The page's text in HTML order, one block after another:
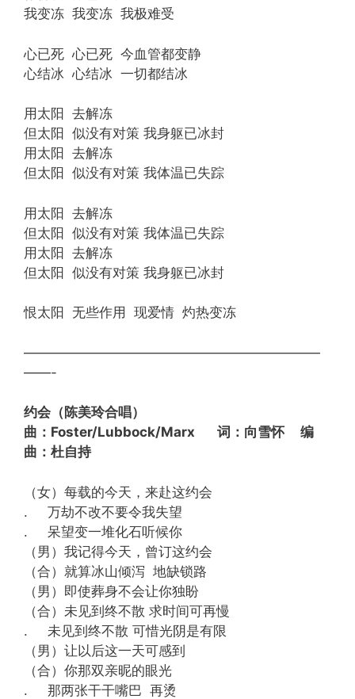
我变冻 我变冻 我极难受
心已死 心已死 今血管都变静
心结冰 心结冰 一切都结冰
用太阳 去解冻
但太阳 似没有对策 我身躯已冰封
用太阳 去解冻
但太阳 似没有对策 我体温已失踪
用太阳 去解冻
但太阳 似没有对策 我体温已失踪
用太阳 去解冻
但太阳 似没有对策 我身躯已冰封
恨太阳 无些作用 现爱情 灼热变冻
——————————————————————
——-
约会（陈美玲合唱）
曲：Foster/Lubbock/Marx 词：向雪怀 编
曲：杜自持
（女）每载的今天，来赴这约会
. 万劫不改不要令我失望
. 呆望变一堆化石听候你
（男）我记得今天，曾订这约会
（合）就算冰山倾泻 地缺锁路
（男）即使葬身不会让你独盼
（合）未见到终不散 求时间可再慢
. 未见到终不散 可惜光阴是有限
（男）让以后这一天可感到
（合）你那双亲昵的眼光
. 那两张干干嘴巴 再烫